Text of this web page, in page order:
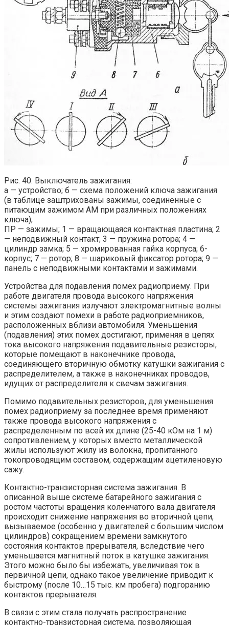
Рис. 40. Выключатель зажигания:
а — устройство; б — схема положений ключа зажигания
(в таблице заштрихованы зажимы, соединенные с
питающим зажимом AM при различных положениях
ключа);
ПР — зажимы; 1 — вращающаяся контактная пластина; 2
— неподвижный контакт; 3 — пружина ротора; 4 —
цилиндр замка; 5 — хромированная гайка корпуса; 6-
корпус; 7 — ротор; 8 — шариковый фиксатор ротора; 9 —
панель с неподвижными контактами и зажимами.
Устройства для подавления помех радиоприему. При
работе двигателя провода высокого напряжения
системы зажигания излучают электромагнитные волны
и этим создают помехи в работе радиоприемников,
расположенных вблизи автомобиля. Уменьшения
(подавления) этих помех достигают, применяя в цепях
тока высокого напряжения подавительные резисторы,
которые помещают в наконечнике провода,
соединяющего вторичную обмотку катушки зажигания с
распределителем, а также в наконечниках проводов,
идущих от распределителя к свечам зажигания.
Помимо подавительных резисторов, для уменьшения
помех радиоприему за последнее время применяют
также провода высокого напряжения с
распределенным по всей их длине (25-40 кОм на 1 м)
сопротивлением, у которых вместо металлической
жилы используют жилу из волокна, пропитанного
токопроводящим составом, содержащим ацетиленовую
сажу.
Контактно-транзисторная система зажигания. В
описанной выше системе батарейного зажигания с
ростом частоты вращения коленчатого вала двигателя
происходит снижение напряжения во вторичной цепи,
вызываемое (особенно у двигателей с большим числом
цилиндров) сокращением времени замкнутого
состояния контактов прерывателя, вследствие чего
уменьшается магнитный поток в катушке зажигания.
Этого можно было бы избежать, увеличивая ток в
первичной цепи, однако такое увеличение приводит к
быстрому (после 10…15 тыс. км пробега) подгоранию
контактов прерывателя.
В связи с этим стала получать распространение
контактно-транзисторная система, позволяющая